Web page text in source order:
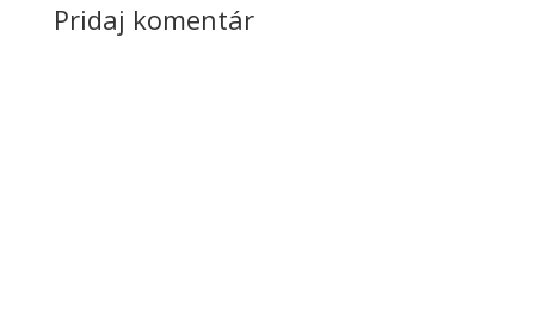
Pridaj komentár